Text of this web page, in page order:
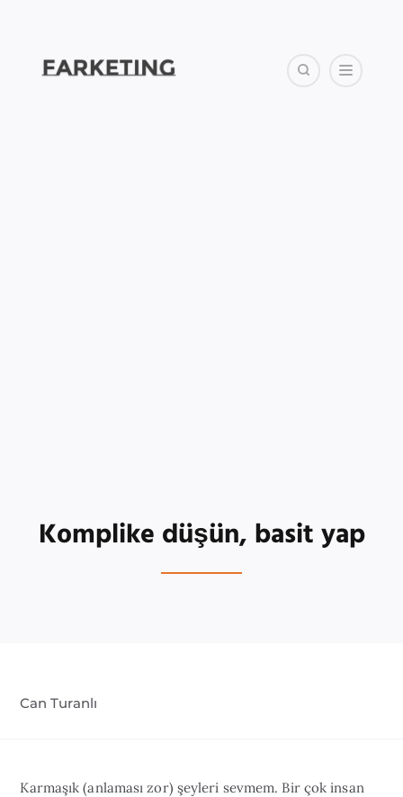
Komplike düşün, basit yap
Can Turanlı
Karmaşık (anlaması zor) şeyleri sevmem. Bir çok insan